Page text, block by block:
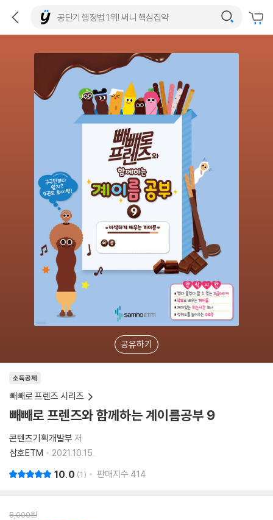
공유하기
소득공제
빼빼로 프렌즈 시리즈
빼빼로 프렌즈와 함께하는 계이름공부 9
콘텐츠기획개발부 저
삼호ETM
2021.10.15.
10.0 1 판매지수 414
5,000원